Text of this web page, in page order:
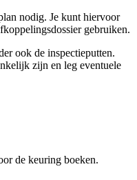
nodig. Je kunt hiervoor
gebruiken.
ook de inspectieputten.
zijn en leg eventuele
de keuring boeken.